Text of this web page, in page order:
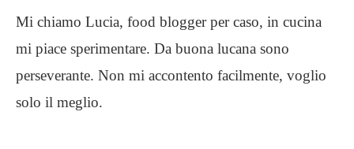
Mi chiamo Lucia, food blogger per caso, in cucina
mi piace sperimentare. Da buona lucana sono
perseverante. Non mi accontento facilmente, voglio
solo il meglio.